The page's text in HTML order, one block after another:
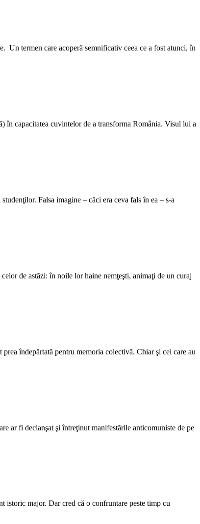
Un termen care acoperă semnificativ ceea ce a fost atunci, în
în capacitatea cuvintelor de a transforma România. Visul lui a
Falsa imagine – căci era ceva fals în ea – s-a
de astăzi: în noile lor haine nemţeşti, animaţi de un curaj
îndepărtată pentru memoria colectivă. Chiar şi cei care au
ar fi declanşat şi întreţinut manifestările anticomuniste de pe
istoric major. Dar cred că o confruntare peste timp cu